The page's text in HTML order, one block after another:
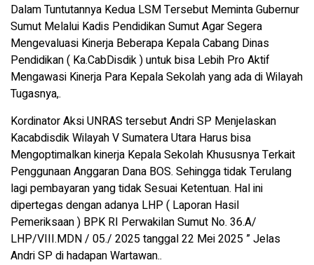
Dalam Tuntutannya Kedua LSM Tersebut Meminta Gubernur
Sumut Melalui Kadis Pendidikan Sumut Agar Segera
Mengevaluasi Kinerja Beberapa Kepala Cabang Dinas
Pendidikan ( Ka.CabDisdik ) untuk bisa Lebih Pro Aktif
Mengawasi Kinerja Para Kepala Sekolah yang ada di Wilayah
Tugasnya,.
Kordinator Aksi UNRAS tersebut Andri SP Menjelaskan
Kacabdisdik Wilayah V Sumatera Utara Harus bisa
Mengoptimalkan kinerja Kepala Sekolah Khususnya Terkait
Penggunaan Anggaran Dana BOS. Sehingga tidak Terulang
lagi pembayaran yang tidak Sesuai Ketentuan. Hal ini
dipertegas dengan adanya LHP ( Laporan Hasil
Pemeriksaan ) BPK RI Perwakilan Sumut No. 36.A/
LHP/VIII.MDN / 05./ 2025 tanggal 22 Mei 2025 ” Jelas
Andri SP di hadapan Wartawan..